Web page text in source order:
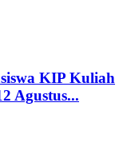
KIP Kuliah
Agustus...